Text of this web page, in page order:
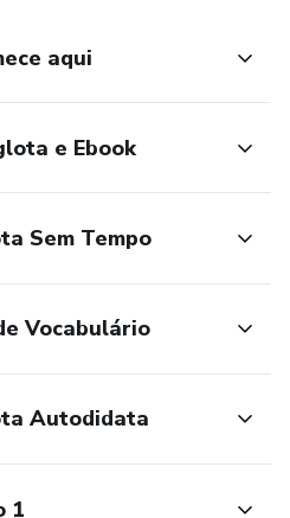
aqui
e Ebook
Sem Tempo
Vocabulário
Autodidata
1